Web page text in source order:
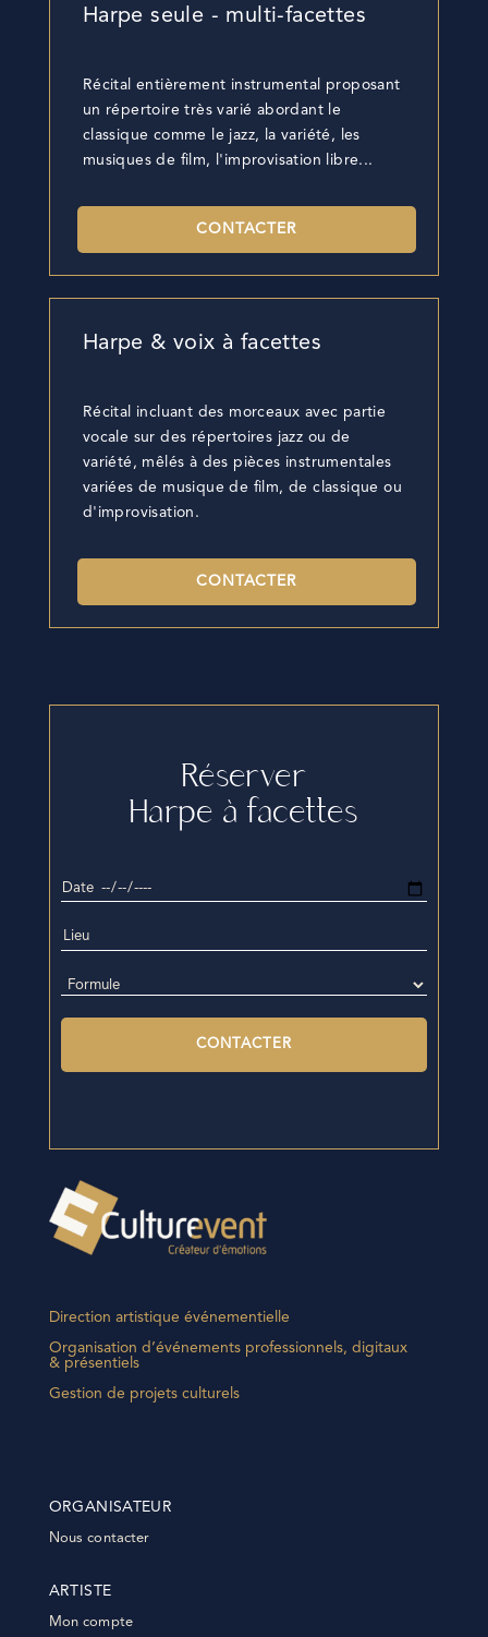
Harpe seule - multi-facettes
Récital entièrement instrumental proposant
un répertoire très varié abordant le
classique comme le jazz, la variété, les
musiques de film, l'improvisation libre...
CONTACTER
Harpe & voix à facettes
Récital incluant des morceaux avec partie
vocale sur des répertoires jazz ou de
variété, mêlés à des pièces instrumentales
variées de musique de film, de classique ou
d'improvisation.
CONTACTER
Réserver
Harpe à facettes
Direction artistique événementielle
Organisation d’événements professionnels, digitaux
& présentiels
Gestion de projets culturels
ORGANISATEUR
Nous contacter
ARTISTE
Mon compte